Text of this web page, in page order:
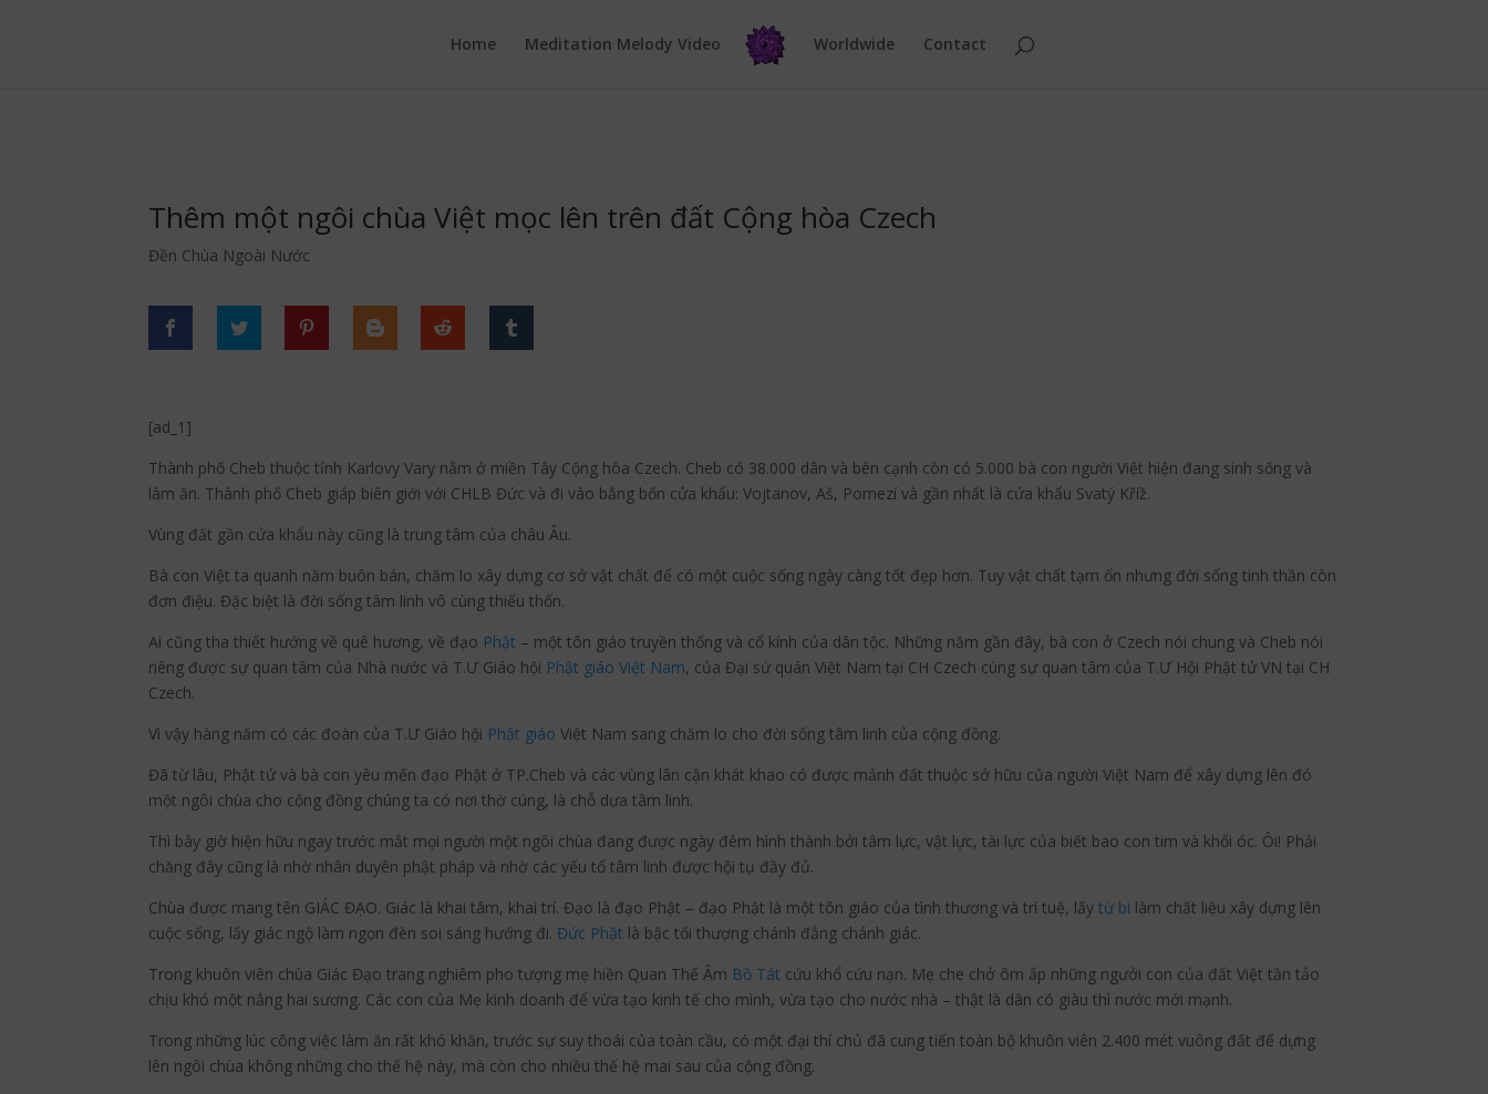
Home
Meditation Melody Video Worldwide Contact
Thêm một ngôi chùa Việt mọc lên trên đất Cộng hòa Czech
Đền Chùa Ngoài Nước
[ad_1]
Thành phố Cheb thuộc tỉnh Karlovy Vary nằm ở miền Tây Cộng hòa Czech. Cheb có 38.000 dân và bên cạnh còn có 5.000 bà con người Việt hiện đang sinh sống và
làm ăn. Thành phố Cheb giáp biên giới với CHLB Đức và đi vào bằng bốn cửa khẩu: Vojtanov, Aš, Pomezí và gần nhất là cửa khẩu Svatý Kříž.
Vùng đất gần cửa khẩu này cũng là trung tâm của châu Âu.
Bà con Việt ta quanh năm buôn bán, chăm lo xây dựng cơ sở vật chất để có một cuộc sống ngày càng tốt đẹp hơn. Tuy vật chất tạm ổn nhưng đời sống tinh thần còn
đơn điệu. Đặc biệt là đời sống tâm linh vô cùng thiếu thốn.
Ai cũng tha thiết hướng về quê hương, về đạo Phật – một tôn giáo truyền thống và cổ kính của dân tộc. Những năm gần đây, bà con ở Czech nói chung và Cheb nói
riêng được sự quan tâm của Nhà nước và T.Ư Giáo hội Phật giáo Việt Nam, của Đại sứ quán Việt Nam tại CH Czech cùng sự quan tâm của T.Ư Hội Phật tử VN tại CH
Czech.
Vì vậy hàng năm có các đoàn của T.Ư Giáo hội Phật giáo Việt Nam sang chăm lo cho đời sống tâm linh của cộng đồng.
Đã từ lâu, Phật tử và bà con yêu mến đạo Phật ở TP.Cheb và các vùng lân cận khát khao có được mảnh đất thuộc sở hữu của người Việt Nam để xây dựng lên đó
một ngôi chùa cho cộng đồng chúng ta có nơi thờ cúng, là chỗ dựa tâm linh.
Thì bây giờ hiện hữu ngay trước mắt mọi người một ngôi chùa đang được ngày đêm hình thành bởi tâm lực, vật lực, tài lực của biết bao con tim và khối óc. Ôi! Phải
chăng đây cũng là nhờ nhân duyên phật pháp và nhờ các yếu tố tâm linh được hội tụ đầy đủ.
Chùa được mang tên GIÁC ĐẠO. Giác là khai tâm, khai trí. Đạo là đạo Phật – đạo Phật là một tôn giáo của tình thương và trí tuệ, lấytừ bi làm chất liệu xây dựng lên
cuộc sống, lấy giác ngộ làm ngọn đèn soi sáng hướng đi. Đức Phật là bậc tối thượng chánh đẳng chánh giác.
Trong khuôn viên chùa Giác Đạo trang nghiêm pho tượng mẹ hiền Quan Thế Âm Bồ Tát cứu khổ cứu nạn. Mẹ che chở ôm ấp những ngưởi con của đất Việt tần tảo
chịu khó một nắng hai sương. Các con của Mẹ kinh doanh để vừa tạo kinh tế cho mình, vừa tạo cho nước nhà – thật là dân có giàu thì nước mới mạnh.
Trong những lúc công việc làm ăn rất khó khăn, trước sự suy thoái của toàn cầu, có một đại thí chủ đã cung tiến toàn bộ khuôn viên 2.400 mét vuông đất để dựng
lên ngôi chùa không những cho thế hệ này, mà còn cho nhiều thế hệ mai sau của cộng đồng.